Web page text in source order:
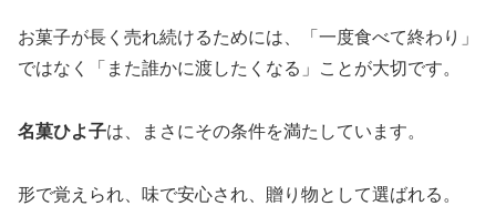
お菓子が長く売れ続けるためには、「一度食べて終わり」
ではなく「また誰かに渡したくなる」ことが大切です。
名菓ひよ子は、まさにその条件を満たしています。
形で覚えられ、味で安心され、贈り物として選ばれる。